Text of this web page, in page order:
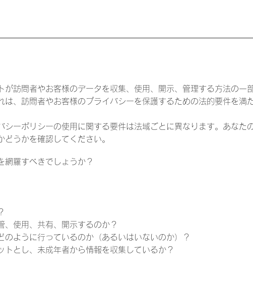
が訪問者やお客様のデータを収集、使用、開示、管理する方法の一
は、訪問者やお客様のプライバシーを保護するための法的要件を満
シーポリシーの使用に関する要件は法域ごとに異なります。あなた
うかを確認してください。
網羅すべきでしょうか？
、使用、共有、開示するのか？
ように行っているのか（あるいはいないのか）？
とし、未成年者から情報を収集しているか？